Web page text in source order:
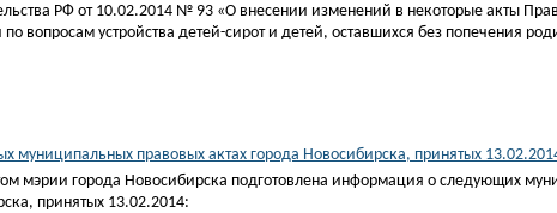
РФ от 10.02.2014 № 93 «О внесении изменений в некоторые акты
вопросам устройства детей-сирот и детей, оставшихся без попечения
муниципальных правовых актах города Новосибирска, принятых
мэрии города Новосибирска подготовлена информация о следующих
принятых 13.02.2014: